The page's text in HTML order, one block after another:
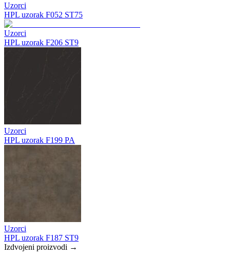
Uzorci
HPL uzorak F052 ST75
Uzorci
HPL uzorak F206 ST9
Uzorci
HPL uzorak F199 PA
Uzorci
HPL uzorak F187 ST9
Izdvojeni proizvodi →